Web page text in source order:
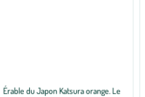
Érable du Japon Katsura orange. Le